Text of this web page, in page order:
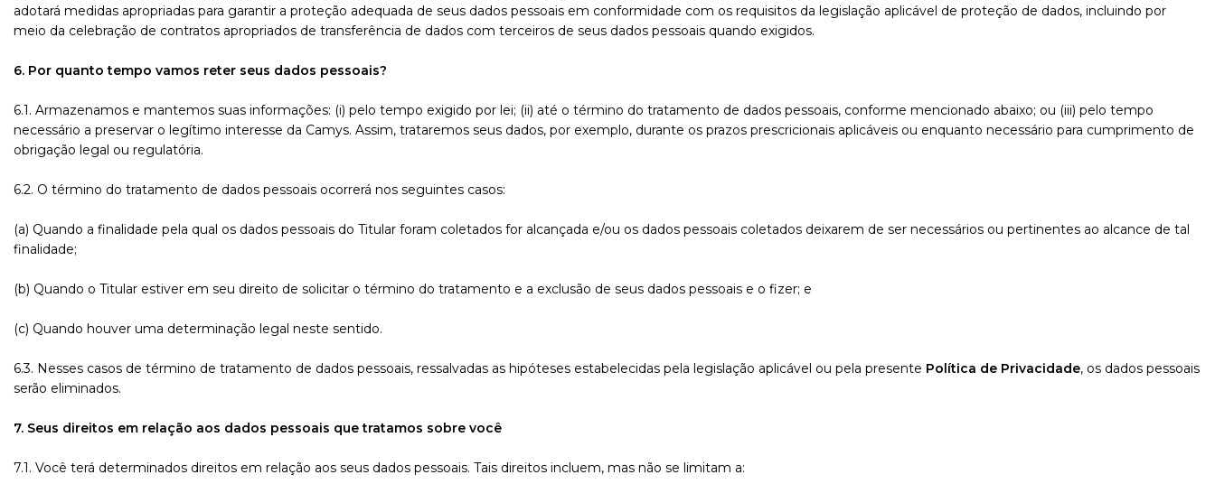
adotará medidas apropriadas para garantir a proteção adequada de seus dados pessoais em conformidade com os requisitos da legislação aplicável de proteção de dados, incluindo por
meio da celebração de contratos apropriados de transferência de dados com terceiros de seus dados pessoais quando exigidos.
6. Por quanto tempo vamos reter seus dados pessoais?
6.1. Armazenamos e mantemos suas informações: (i) pelo tempo exigido por lei; (ii) até o término do tratamento de dados pessoais, conforme mencionado abaixo; ou (iii) pelo tempo
necessário a preservar o legítimo interesse da Camys. Assim, trataremos seus dados, por exemplo, durante os prazos prescricionais aplicáveis ou enquanto necessário para cumprimento de
obrigação legal ou regulatória.
6.2. O término do tratamento de dados pessoais ocorrerá nos seguintes casos:
(a) Quando a finalidade pela qual os dados pessoais do Titular foram coletados for alcançada e/ou os dados pessoais coletados deixarem de ser necessários ou pertinentes ao alcance de tal
finalidade;
(b) Quando o Titular estiver em seu direito de solicitar o término do tratamento e a exclusão de seus dados pessoais e o fizer; e
(c) Quando houver uma determinação legal neste sentido.
6.3. Nesses casos de término de tratamento de dados pessoais, ressalvadas as hipóteses estabelecidas pela legislação aplicável ou pela presente Política de Privacidade, os dados pessoais
serão eliminados.
7. Seus direitos em relação aos dados pessoais que tratamos sobre você
7.1. Você terá determinados direitos em relação aos seus dados pessoais. Tais direitos incluem, mas não se limitam a: